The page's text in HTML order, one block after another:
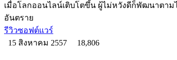
เมื่อโลกออนไลน์เติบโตขึ้น ผู้ไม่หวังดีก็พัฒนาตาม
อันตราย
รีวิวซอฟต์แวร์
15 สิงหาคม 2557
18,806